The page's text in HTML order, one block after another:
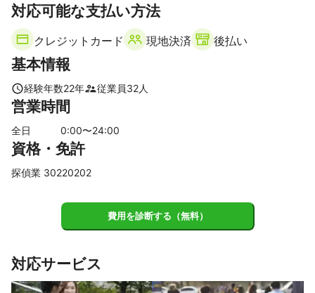
昭和村 沼田市 高山村 東吾妻町
長野原町
みなかみ町 嬬恋村
【東京都】
台東区 千代田区
港区
新宿区 豊島区 江東区
江戸川区
葛飾区
杉並区
世田谷区 練馬区
三鷹市
調布市
清瀬市
稲城市
武蔵村山市
昭島市 町田市 瑞穂町 福生市
あきる野市 青梅市 日の出町
檜原村
【千葉県】
浦安市 市川市 松戸市 鎌ケ谷市 船橋市
流山市
対応可能な支払い方法
クレジットカード 現地決済 後払い
基本情報
経験年数22年 従業員32人
営業時間
全日 0:00〜24:00
資格・免許
探偵業 30220202
費用を診断する（無料）
対応サービス